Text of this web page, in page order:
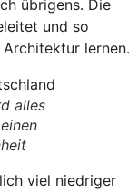
übrigens. Die
und so
lernen.
alles
viel niedriger